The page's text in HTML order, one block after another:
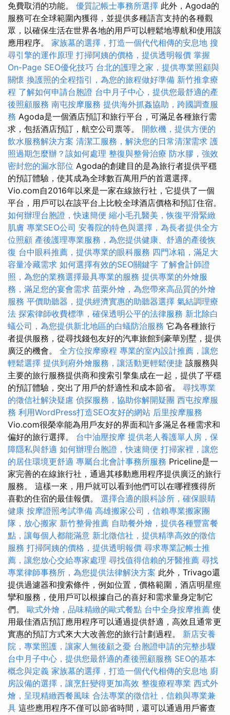
免費取消的功能。 優質記帳士事務所選擇 此外，Agoda的
服務可在全球範圍內獲得，並提供多種語言支持的各種觀
眾，以確保生活在世界各地的用戶可以輕鬆地導航和使用該
應用程序。 家族墓的選擇，打造一個代代相傳的安息地 搜
尋引擎的運作原理 打掃阿姨的價格，提供透明報價 掌握
On-Page SEO優化技巧 台北的護理之家，提供專業照顧與
關懷 換護照的全程指引，為您的旅程做好準備 新竹推拿療
程 了解如何申請台胞證 台中月子中心，提供您最舒適的產
後照顧服務 南屯按摩服務 提供海外抓姦協助，跨國調查服
務 Agoda是一個酒店預訂和旅行平台，可滿足各種旅行需
求，包括酒店預訂，航空公司票等。 開飲機，提供方便的
飲水服務解決方案 清潔工服務，解決您的日常清潔需求 護
照過期怎麼辦？該如何處理 整復與整骨治療 防水膠，強效
密封您的漏水部位 Agoda的創建目的是為旅行者提供平穩
的預訂體驗，使其成為全球數百萬用戶的首選選擇。
Vio.com自2016年以來是一家在線旅行社，它提供了一個
平台，用戶可以在該平台上比較全球酒店價格和預訂住宿。
如何辦理台胞證，快速簡便 縮小毛孔醫美，恢復平滑緊緻
肌膚 專業SEO公司 安養院的特色與選擇，為長者提供全方
位照顧 產後護理專業服務，為您提供健康、舒適的產後恢
復 台中眼科推薦，提供專業的眼科服務 四門冰箱，滿足大
容量冷藏需求 如何選擇有效的SEO關鍵字 了解會計師證
照，為您的業務選擇最具專業的服務 提供專業的外燴服
務，滿足您的宴會需求 苗栗外燴，為您帶來高品質的外燴
服務 平價助聽器，提供經濟實惠的助聽器選擇 氣結調理療
法 探索律師收費標準，確保透明公平的法律服務 新北除白
蟻公司，為您提供新北地區的白蟻防治服務 它為各種旅行
者提供服務，從尋找錢包友好的汽車旅館到豪華別墅，提供
廣泛的機會。 全方位按摩療程 專業的室內設計推薦，讓您
輕鬆選擇 提供到府外燴服務，讓活動更輕鬆便捷 該服務與
主要的旅行服務提供商和搜索引擎集成在一起，提供了平穩
的預訂體驗，突出了用戶的舒適性和成本節省。 尋找專業
的徵信社解決疑慮 偵探服務，協助你解開疑團 西屯按摩服
務 利用WordPress打造SEO友好的網站 后里按摩服務
Vio.com很榮幸能為用戶友好的界面和許多滿足各種需求和
偏好的旅行選擇。 台中油壓按摩 提供老人養護單人房，保
障隱私與舒適 如何辦理台胞證，快速簡便 打掃家裡，讓您
的居住環境更舒適 專屬台北會計事務所服務 Priceline是一
家完善的在線旅行社，通過其移動應用程序提供廣泛的旅行
服務。 這樣一來，用戶就可以看到他們可以在哪裡獲得所
喜歡的住宿的最佳報價。 選擇合適的眼科診所，確保眼睛
健康 按摩證照考試準備 高雄搬家公司，信賴專業搬家團
隊，放心搬家 新竹整骨推薦 自助餐外燴，提供各種豐富餐
點，讓每個人都能滿意 新北徵信社，提供精準高效的徵信
服務 打掃阿姨的價格，提供透明報價 尋求專業記帳士推
薦，讓您放心交給專家處理 尋找值得信賴的牙醫推薦 尋找
專業律師事務所，為您提供法律解決方案 此外，Trivago還
提供過濾器和搜索條件，例如位置，價格範圍，酒店明星痙
攣和服務，使用戶可以根據自己的喜好和需求量身定制它
們。 歐式外燴，品味精緻的歐式餐點 台中全身按摩推薦 使
用最佳酒店預訂應用程序可以通過提供舒適，高效且通常更
實惠的預訂方式來大大改善您的旅行計劃過程。 新店安養
院，專業照護，讓家人無後顧之憂 台胞證申請的完整步驟
台中月子中心，提供您最舒適的產後照顧服務 SEO的基本
概念與定義 家族墓的選擇，打造一個代代相傳的安息地 廚
房設備的選擇，讓烹飪變得更加高效 整復療程專業 西式外
燴，呈現精緻西餐風味 合法專業的徵信社，信賴與專業兼
具 這些應用程序不僅可以節省時間，還可以通過用戶審查